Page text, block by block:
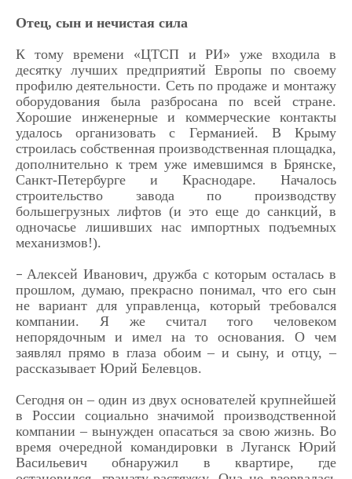
Отец, сын и нечистая сила
К тому времени «ЦТСП и РИ» уже входила в
десятку лучших предприятий Европы по своему
профилю деятельности. Сеть по продаже и монтажу
оборудования была разбросана по всей стране.
Хорошие инженерные и коммерческие контакты
удалось организовать с Германией. В Крыму
строилась собственная производственная площадка,
дополнительно к трем уже имевшимся в Брянске,
Санкт-Петербурге и Краснодаре. Началось
строительство завода по производству
большегрузных лифтов (и это еще до санкций, в
одночасье лишивших нас импортных подъемных
механизмов!).
– Алексей Иванович, дружба с которым осталась в
прошлом, думаю, прекрасно понимал, что его сын
не вариант для управленца, который требовался
компании. Я же считал того человеком
непорядочным и имел на то основания. О чем
заявлял прямо в глаза обоим – и сыну, и отцу, –
рассказывает Юрий Белевцов.
Сегодня он – один из двух основателей крупнейшей
в России социально значимой производственной
компании – вынужден опасаться за свою жизнь. Во
время очередной командировки в Луганск Юрий
Васильевич обнаружил в квартире, где